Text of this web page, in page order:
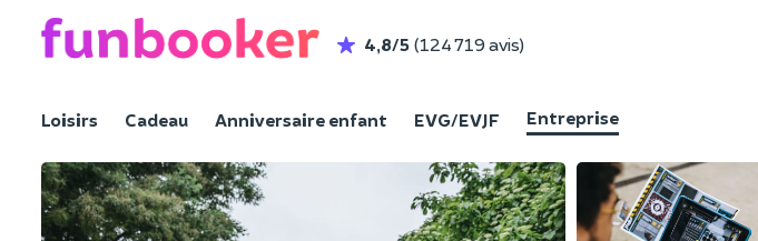
4,8/5 (124 719 avis)
Loisirs Cadeau Anniversaire enfant EVG/EVJF Entreprise